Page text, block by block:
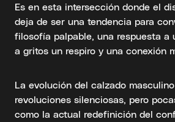
Es en esta intersección donde el
deja de ser una tendencia para
filosofía palpable, una respuesta a
a gritos un respiro y una conexión
La evolución del calzado
revoluciones silenciosas, pero
como la actual redefinición del